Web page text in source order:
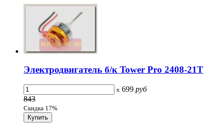
Электродвигатель б/к Tower Pro 2408-21T
x 699 руб
843
Скидка 17%